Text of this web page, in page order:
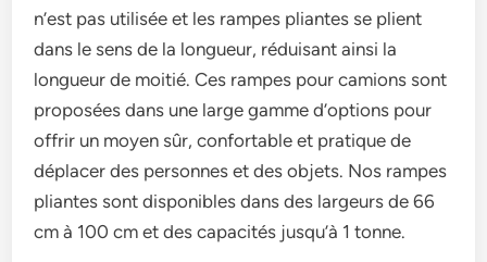
n’est pas utilisée et les rampes pliantes se plient
dans le sens de la longueur, réduisant ainsi la
longueur de moitié. Ces rampes pour camions sont
proposées dans une large gamme d’options pour
offrir un moyen sûr, confortable et pratique de
déplacer des personnes et des objets. Nos rampes
pliantes sont disponibles dans des largeurs de 66
cm à 100 cm et des capacités jusqu’à 1 tonne.